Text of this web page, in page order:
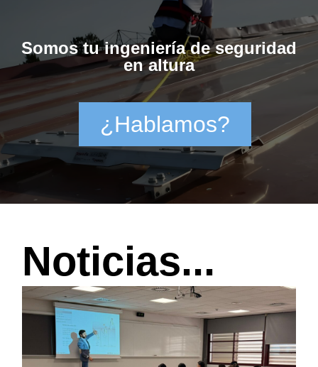
Somos tu ingeniería de seguridad
en altura
¿Hablamos?
Noticias...